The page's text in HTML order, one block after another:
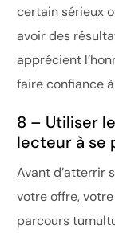
certain sérieux
avoir des
apprécient
faire confiance
8 – Utiliser
lecteur à se
Avant d’atterrir
votre offre,
parcours